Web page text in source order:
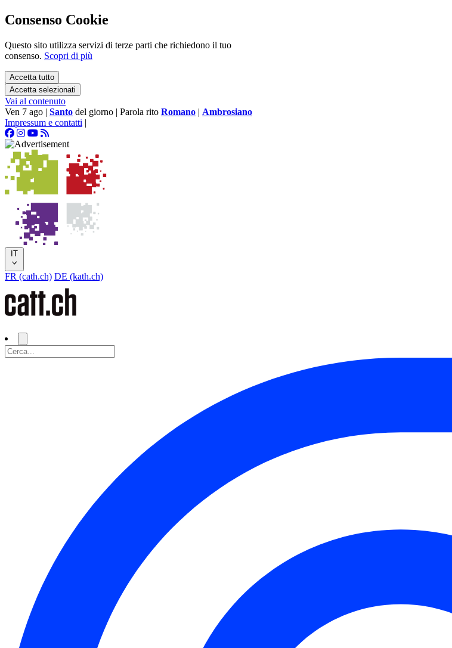
Consenso Cookie
Questo sito utilizza servizi di terze parti che richiedono il tuo
consenso. Scopri di più
Accetta tutto
Accetta selezionati
Vai al contenuto
Ven 7 ago | Santo del giorno | Parola rito Romano | Ambrosiano
Impressum e contatti |
IT
FR (cath.ch) DE (kath.ch)